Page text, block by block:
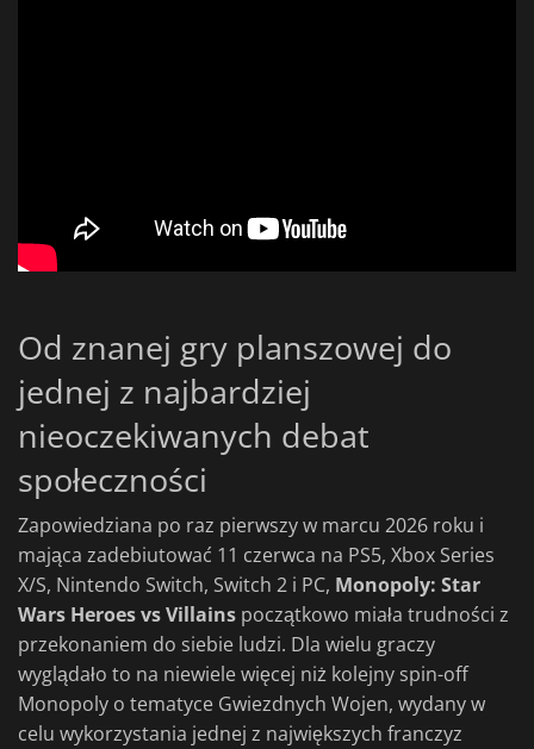
Od znanej gry planszowej do
jednej z najbardziej
nieoczekiwanych debat
społeczności
Zapowiedziana po raz pierwszy w marcu 2026 roku i
mająca zadebiutować 11 czerwca na PS5, Xbox Series
X/S, Nintendo Switch, Switch 2 i PC, Monopoly: Star
Wars Heroes vs Villains początkowo miała trudności z
przekonaniem do siebie ludzi. Dla wielu graczy
wyglądało to na niewiele więcej niż kolejny spin-off
Monopoly o tematyce Gwiezdnych Wojen, wydany w
celu wykorzystania jednej z największych franczyz